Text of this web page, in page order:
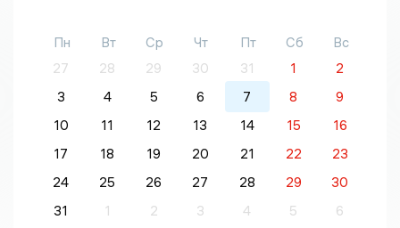
Пн Вт Ср Чт Пт Сб
Вс
27
28 29 30 31 1
2
3
4 5 6 7 8
9
10
11 12 13 14 15
16
17
18 19 20 21 22
23
24
25 26 27 28 29
30
31
1 2 3 4 5 6